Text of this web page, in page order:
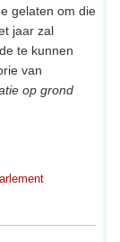
gelaten om die
jaar zal
te kunnen
van
op grond